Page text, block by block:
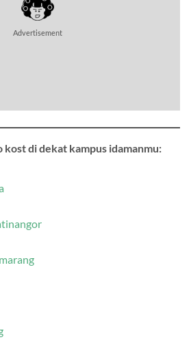
Advertisement
di dekat kampus idamanmu: